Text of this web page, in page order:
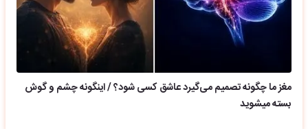
مغز ما چگونه تصمیم می‌گیرد عاشق کسی شود؟ / اینگونه چشم و گوش
بسته میشوید